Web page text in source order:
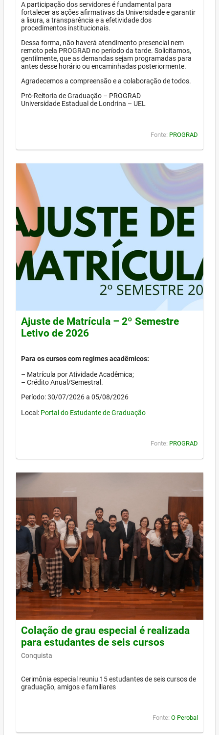
A participação dos servidores é fundamental para
fortalecer as ações afirmativas da Universidade e garantir
a lisura, a transparência e a efetividade dos
procedimentos institucionais.
Dessa forma, não haverá atendimento presencial nem
remoto pela PROGRAD no período da tarde. Solicitamos,
gentilmente, que as demandas sejam programadas para
antes desse horário ou encaminhadas posteriormente.
Agradecemos a compreensão e a colaboração de todos.
Pró-Reitoria de Graduação – PROGRAD
Universidade Estadual de Londrina – UEL
Fonte: PROGRAD
Ajuste de Matrícula – 2º Semestre
Letivo de 2026
Para os cursos com regimes acadêmicos:
– Matrícula por Atividade Acadêmica;
– Crédito Anual/Semestral.
Período: 30/07/2026 a 05/08/2026
Local: Portal do Estudante de Graduação
Fonte: PROGRAD
Colação de grau especial é realizada
para estudantes de seis cursos
Conquista
Cerimônia especial reuniu 15 estudantes de seis cursos de
graduação, amigos e familiares
Fonte: O Perobal